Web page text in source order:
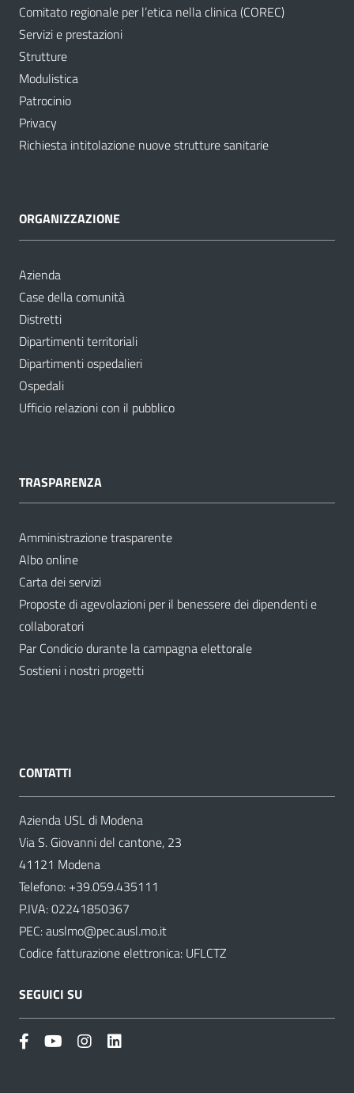
Comitato regionale per l’etica nella clinica (COREC)
Servizi e prestazioni
Strutture
Modulistica
Patrocinio
Privacy
Richiesta intitolazione nuove strutture sanitarie
ORGANIZZAZIONE
Azienda
Case della comunità
Distretti
Dipartimenti territoriali
Dipartimenti ospedalieri
Ospedali
Ufficio relazioni con il pubblico
TRASPARENZA
Amministrazione trasparente
Albo online
Carta dei servizi
Proposte di agevolazioni per il benessere dei dipendenti e
collaboratori
Par Condicio durante la campagna elettorale
Sostieni i nostri progetti
CONTATTI
Azienda USL di Modena
Via S. Giovanni del cantone, 23
41121 Modena
Telefono: +39.059.435111
P.IVA: 02241850367
PEC:auslmo@pec.ausl.mo.it
Codice fatturazione elettronica: UFLCTZ
SEGUICI SU